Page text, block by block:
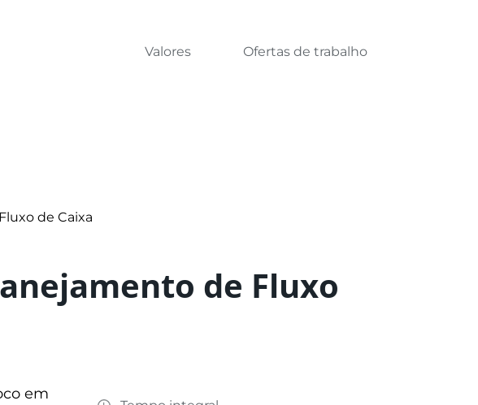
Valores Ofertas de trabalho
de Caixa
de Fluxo
em